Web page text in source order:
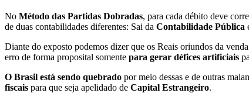
No Método das Partidas Dobradas, para cada débito deve
de duas contabilidades diferentes: Sai da Contabilidade Pública
Diante do exposto podemos dizer que os Reais oriundos da
erro de forma proposital somente para gerar défices artificiais
O Brasil está sendo quebrado por meio dessas e de outras
fiscais para que seja apelidado de Capital Estrangeiro.